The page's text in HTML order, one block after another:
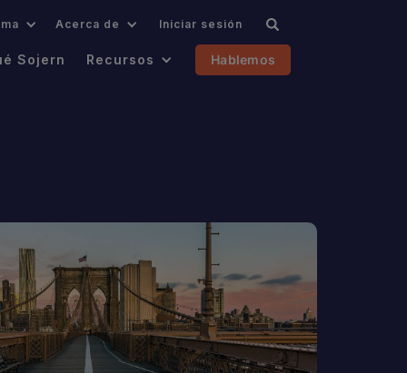
Acerca de Iniciar sesión
Sojern Recursos Hablemos